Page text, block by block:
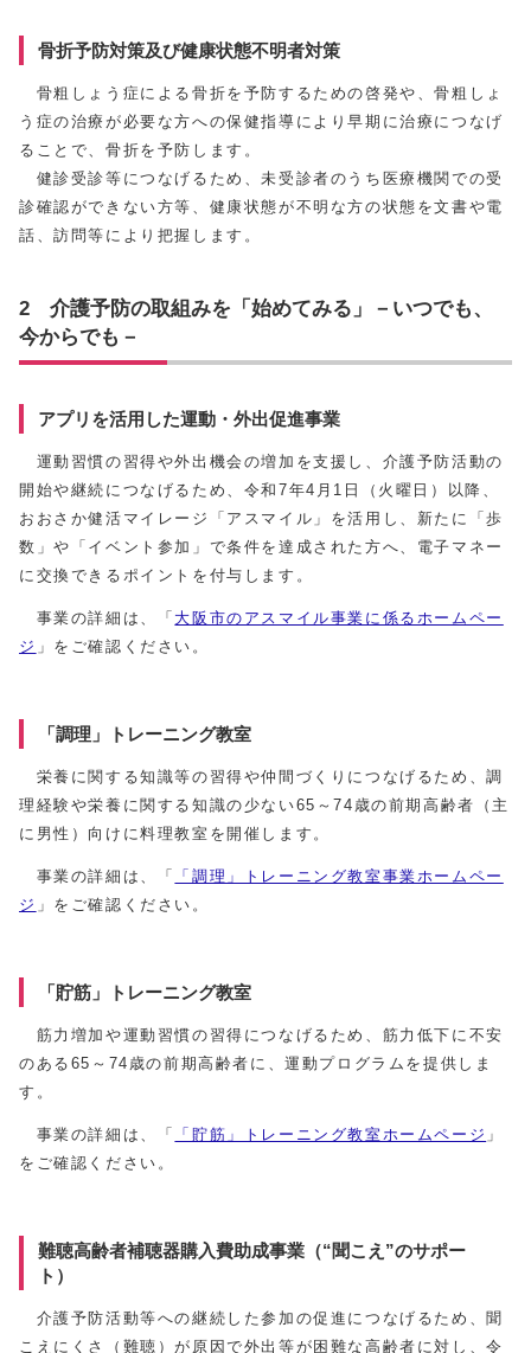
骨折予防対策及び健康状態不明者対策
骨粗しょう症による骨折を予防するための啓発や、骨粗しょ
う症の治療が必要な方への保健指導により早期に治療につなげ
ることで、骨折を予防します。
健診受診等につなげるため、未受診者のうち医療機関での受
診確認ができない方等、健康状態が不明な方の状態を文書や電
話、訪問等により把握します。
2 介護予防の取組みを「始めてみる」－いつでも、
今からでも－
アプリを活用した運動・外出促進事業
運動習慣の習得や外出機会の増加を支援し、介護予防活動の
開始や継続につなげるため、令和7年4月1日（火曜日）以降、
おおさか健活マイレージ「アスマイル」を活用し、新たに「歩
数」や「イベント参加」で条件を達成された方へ、電子マネー
に交換できるポイントを付与します。
事業の詳細は、「 大阪市のアスマイル事業に係るホームペー
ジ 」をご確認ください。
「調理」トレーニング教室
栄養に関する知識等の習得や仲間づくりにつなげるため、調
理経験や栄養に関する知識の少ない65～74歳の前期高齢者（主
に男性）向けに料理教室を開催します。
事業の詳細は、「
「調理」トレーニング教室事業ホームペー
ジ 」をご確認ください。
「貯筋」トレーニング教室
筋力増加や運動習慣の習得につなげるため、筋力低下に不安
のある65～74歳の前期高齢者に、運動プログラムを提供しま
す。
事業の詳細は、「 「貯筋」トレーニング教室ホームページ 」
をご確認ください。
難聴高齢者補聴器購入費助成事業（“聞こえ”のサポー
ト）
介護予防活動等への継続した参加の促進につなげるため、聞
こえにくさ（難聴）が原因で外出等が困難な高齢者に対し、令